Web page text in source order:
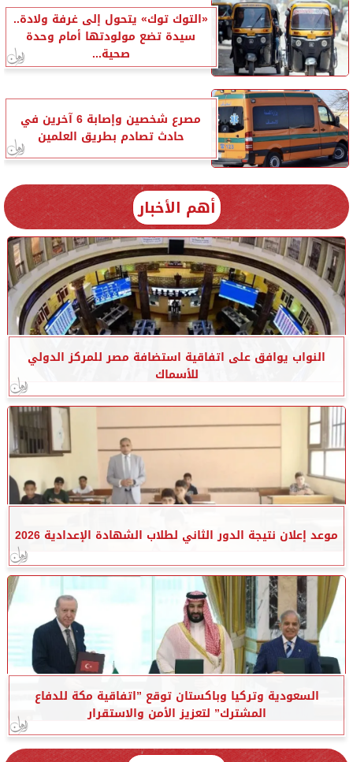
«التوك توك» يتحول إلى غرفة ولادة..
سيدة تضع مولودتها أمام وحدة
صحية...
مصرع شخصين وإصابة 6 آخرين في
حادث تصادم بطريق العلمين
أهم الأخبار
النواب يوافق على اتفاقية استضافة مصر للمركز الدولي
للأسماك
موعد إعلان نتيجة الدور الثاني لطلاب الشهادة الإعدادية 2026
السعودية وتركيا وباكستان توقع ”اتفاقية مكة للدفاع
المشترك” لتعزيز الأمن والاستقرار